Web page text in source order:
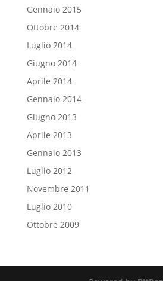
Gennaio 2015
Ottobre 2014
Luglio 2014
Giugno 2014
Aprile 2014
Gennaio 2014
Giugno 2013
Aprile 2013
Gennaio 2013
Luglio 2012
Novembre 2011
Luglio 2010
Ottobre 2009